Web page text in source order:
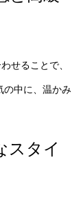
せることで、
の中に、温かみ
スタイ